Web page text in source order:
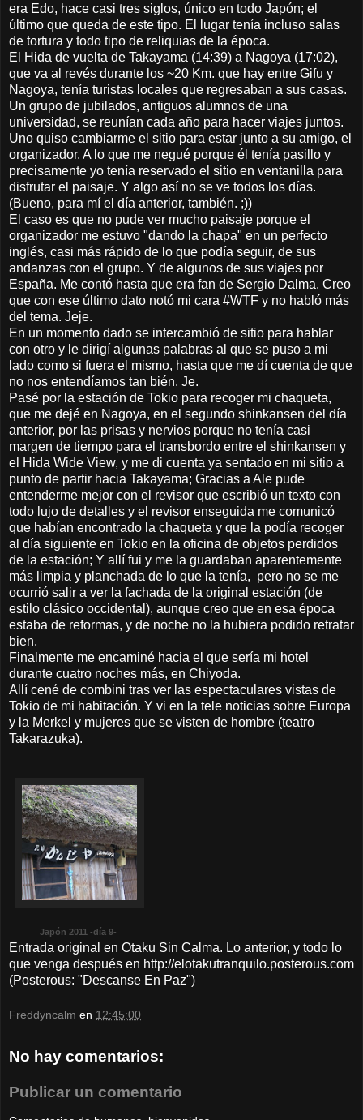
era Edo, hace casi tres siglos, único en todo Japón; el
último que queda de este tipo. El lugar tenía incluso salas
de tortura y todo tipo de reliquias de la época.
El Hida de vuelta de Takayama (14:39) a Nagoya (17:02),
que va al revés durante los ~20 Km. que hay entre Gifu y
Nagoya, tenía turistas locales que regresaban a sus casas.
Un grupo de jubilados, antiguos alumnos de una
universidad, se reunían cada año para hacer viajes juntos.
Uno quiso cambiarme el sitio para estar junto a su amigo, el
organizador. A lo que me negué porque él tenía pasillo y
precisamente yo tenía reservado el sitio en ventanilla para
disfrutar el paisaje. Y algo así no se ve todos los días.
(Bueno, para mí el día anterior, también. ;))
El caso es que no pude ver mucho paisaje porque el
organizador me estuvo "dando la chapa" en un perfecto
inglés, casi más rápido de lo que podía seguir, de sus
andanzas con el grupo. Y de algunos de sus viajes por
España. Me contó hasta que era fan de Sergio Dalma. Creo
que con ese último dato notó mi cara #WTF y no habló más
del tema. Jeje.
En un momento dado se intercambió de sitio para hablar
con otro y le dirigí algunas palabras al que se puso a mi
lado como si fuera el mismo, hasta que me dí cuenta de que
no nos entendíamos tan bién. Je.
Pasé por la estación de Tokio para recoger mi chaqueta,
que me dejé en Nagoya, en el segundo shinkansen del día
anterior, por las prisas y nervios porque no tenía casi
margen de tiempo para el transbordo entre el shinkansen y
el Hida Wide View, y me di cuenta ya sentado en mi sitio a
punto de partir hacia Takayama; Gracias a Ale pude
entenderme mejor con el revisor que escribió un texto con
todo lujo de detalles y el revisor enseguida me comunicó
que habían encontrado la chaqueta y que la podía recoger
al día siguiente en Tokio en la oficina de objetos perdidos
de la estación; Y allí fui y me la guardaban aparentemente
más limpia y planchada de lo que la tenía, pero no se me
ocurrió salir a ver la fachada de la original estación (de
estilo clásico occidental), aunque creo que en esa época
estaba de reformas, y de noche no la hubiera podido retratar
bien.
Finalmente me encaminé hacia el que sería mi hotel
durante cuatro noches más, en Chiyoda.
Allí cené de combini tras ver las espectaculares vistas de
Tokio de mi habitación. Y vi en la tele noticias sobre Europa
y la Merkel y mujeres que se visten de hombre (teatro
Takarazuka).
Japón 2011 -día 9-
Entrada original en Otaku Sin Calma. Lo anterior, y todo lo
que venga después en http://elotakutranquilo.posterous.com
(Posterous: "Descanse En Paz")
Freddyncalm en 12:45:00
No hay comentarios:
Publicar un comentario